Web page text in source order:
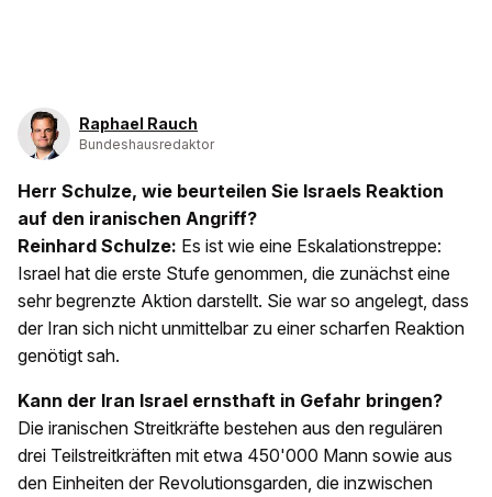
Raphael Rauch
Bundeshausredaktor
Herr Schulze, wie beurteilen Sie Israels Reaktion
auf den iranischen Angriff?
Reinhard Schulze: Es ist wie eine Eskalationstreppe:
Israel hat die erste Stufe genommen, die zunächst eine
sehr begrenzte Aktion darstellt. Sie war so angelegt, dass
der Iran sich nicht unmittelbar zu einer scharfen Reaktion
genötigt sah.
Kann der Iran Israel ernsthaft in Gefahr bringen?
Die iranischen Streitkräfte bestehen aus den regulären
drei Teilstreitkräften mit etwa 450'000 Mann sowie aus
den Einheiten der Revolutionsgarden, die inzwischen